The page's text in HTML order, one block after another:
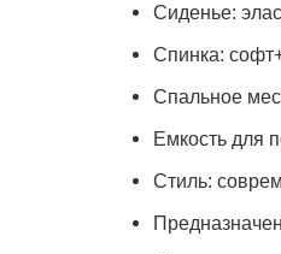
Сиденье:
Спинка:
Спальное
Емкость для
Стиль: